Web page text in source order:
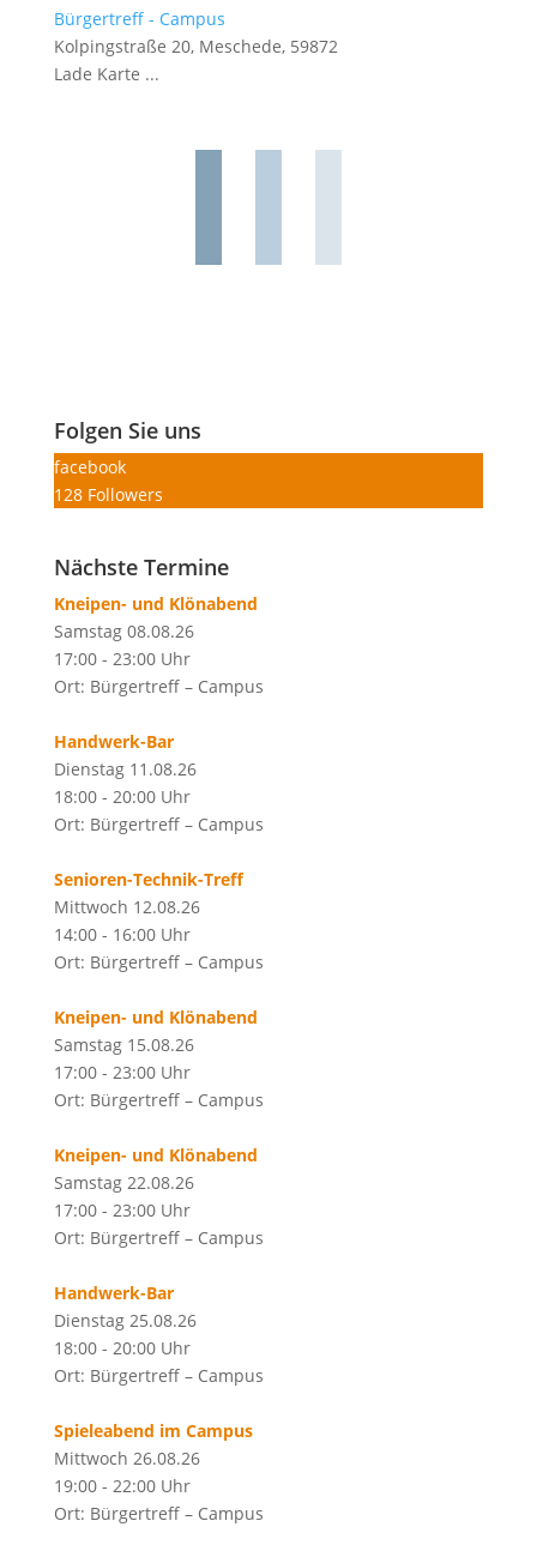
Bürgertreff - Campus
Kolpingstraße 20, Meschede, 59872
Lade Karte ...
Folgen Sie uns
facebook
128 Followers
Nächste Termine
Kneipen- und Klönabend
Samstag 08.08.26
17:00 - 23:00 Uhr
Ort: Bürgertreff – Campus
Handwerk-Bar
Dienstag 11.08.26
18:00 - 20:00 Uhr
Ort: Bürgertreff – Campus
Senioren-Technik-Treff
Mittwoch 12.08.26
14:00 - 16:00 Uhr
Ort: Bürgertreff – Campus
Kneipen- und Klönabend
Samstag 15.08.26
17:00 - 23:00 Uhr
Ort: Bürgertreff – Campus
Kneipen- und Klönabend
Samstag 22.08.26
17:00 - 23:00 Uhr
Ort: Bürgertreff – Campus
Handwerk-Bar
Dienstag 25.08.26
18:00 - 20:00 Uhr
Ort: Bürgertreff – Campus
Spieleabend im Campus
Mittwoch 26.08.26
19:00 - 22:00 Uhr
Ort: Bürgertreff – Campus